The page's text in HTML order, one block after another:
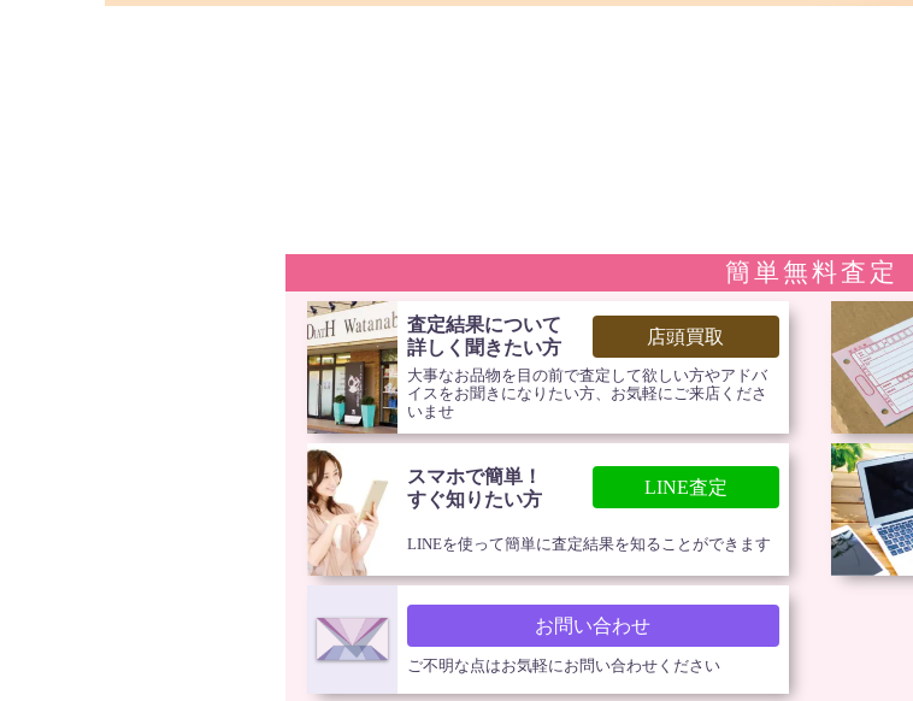
簡単無料査定
査定結果について
詳しく聞きたい方
店頭買取
大事なお品物を目の前で査定して欲しい方やアドバ
イスをお聞きになりたい方、お気軽にご来店くださ
いませ
スマホで簡単！
すぐ知りたい方
LINE査定
LINEを使って簡単に査定結果を知ることができます
お問い合わせ
ご不明な点はお気軽にお問い合わせください